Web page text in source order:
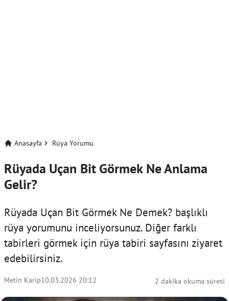
Anasayfa Rüya Yorumu
Rüyada Uçan Bit Görmek Ne Anlama
Gelir?
Rüyada Uçan Bit Görmek Ne Demek? başlıklı
rüya yorumunu inceliyorsunuz. Diğer farklı
tabirleri görmek için rüya tabiri sayfasını ziyaret
edebilirsiniz.
Metin Karip10.03.2026 20:12 2 dakika okuma süresi